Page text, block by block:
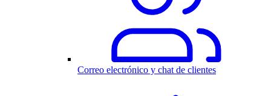
Correo electrónico y chat de clientes